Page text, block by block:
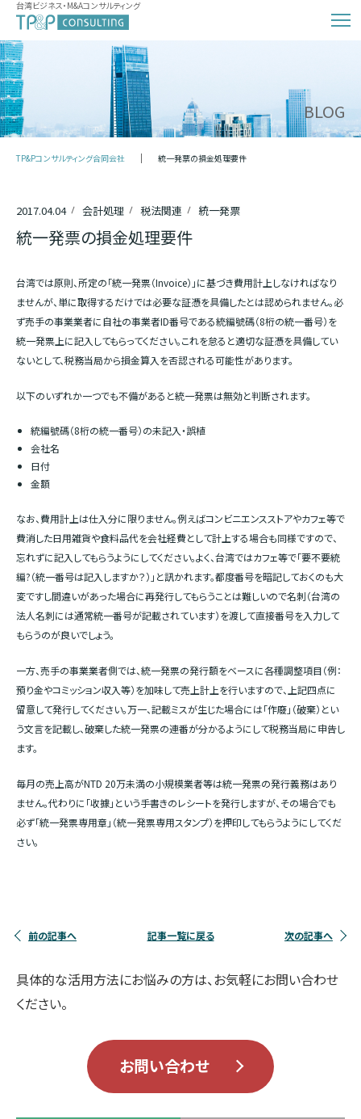
台湾ビジネス・M&Aコンサルティング
BLOG
TP&Pコンサルティング合同会社 統一発票の損金処理要件
2017.04.04 会計処理 税法関連 統一発票
統一発票の損金処理要件
台湾では原則、所定の「統一発票（Invoice）」に基づき費用計上しなければなり
ませんが、単に取得するだけでは必要な証憑を具備したとは認められません。必
ず売手の事業業者に自社の事業者ID番号である統編號碼（8桁の統一番号）を
統一発票上に記入してもらってください。これを怠ると適切な証憑を具備してい
ないとして、税務当局から損金算入を否認される可能性があります。
以下のいずれか一つでも不備があると統一発票は無効と判断されます。
統編號碼（8桁の統一番号）の未記入・誤植
会社名
日付
金額
なお、費用計上は仕入分に限りません。例えばコンビニエンスストアやカフェ等で
費消した日用雑貨や食料品代を会社経費として計上する場合も同様ですので、
忘れずに記入してもらうようにしてください。よく、台湾ではカフェ等で「要不要統
編?（統一番号は記入しますか？）」と訊かれます。都度番号を暗記しておくのも大
変ですし間違いがあった場合に再発行してもらうことは難しいので名刺（台湾の
法人名刺には通常統一番号が記載されています）を渡して直接番号を入力して
もらうのが良いでしょう。
一方、売手の事業業者側では、統一発票の発行額をベースに各種調整項目（例：
預り金やコミッション収入等）を加味して売上計上を行いますので、上記四点に
留意して発行してください。万一、記載ミスが生じた場合には「作廢」（破棄）とい
う文言を記載し、破棄した統一発票の連番が分かるようにして税務当局に申告し
ます。
毎月の売上高がNTD 20万未満の小規模業者等は統一発票の発行義務はあり
ません。代わりに「收據」という手書きのレシートを発行しますが、その場合でも
必ず「統一発票専用章」（統一発票専用スタンプ）を押印してもらうようにしてくだ
さい。
前の記事へ 記事一覧に戻る 次の記事へ
具体的な活用方法にお悩みの方は、お気軽にお問い合わせ
ください。
お問い合わせ